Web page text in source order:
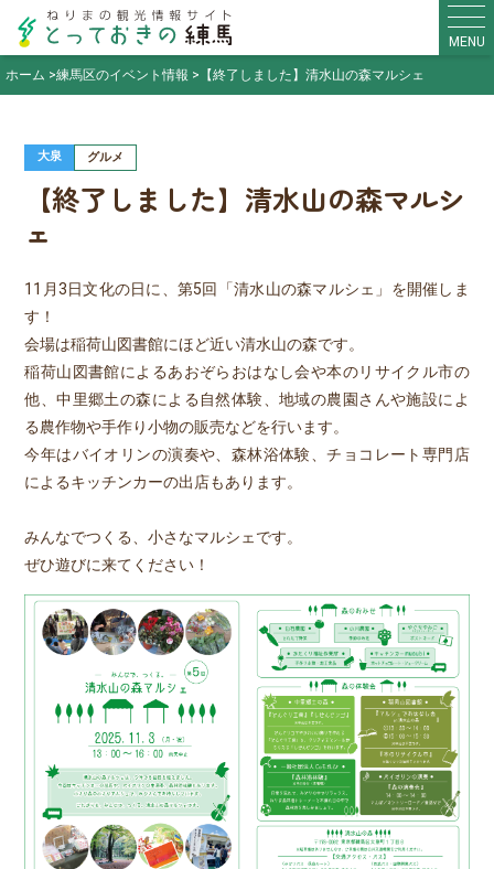
MENU
ホーム
練馬区のイベント情報 【終了しました】清水山の森マルシェ
大泉 グルメ
【終了しました】清水山の森マルシ
ェ
11月3日文化の日に、第5回「清水山の森マルシェ」を開催しま
す！
会場は稲荷山図書館にほど近い清水山の森です。
稲荷山図書館によるあおぞらおはなし会や本のリサイクル市の
他、中里郷土の森による自然体験、地域の農園さんや施設によ
る農作物や手作り小物の販売などを行います。
今年はバイオリンの演奏や、森林浴体験、チョコレート専門店
によるキッチンカーの出店もあります。
みんなでつくる、小さなマルシェです。
ぜひ遊びに来てください！